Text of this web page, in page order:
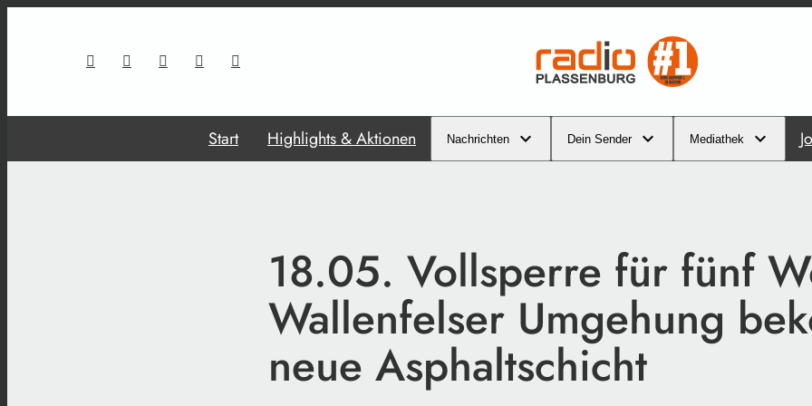
Start Highlights & Aktionen Nachrichten Dein Sender Mediathek
18.05. Vollsperre für fünf
Wallenfelser Umgehung
neue Asphaltschicht